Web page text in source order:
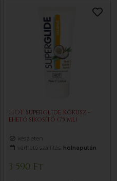
HOT Superglide Kókusz -
ehető síkosító (75 ml)
készleten
várható szállítás: holnapután
3 590 Ft